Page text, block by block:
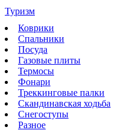
Туризм
Коврики
Спальники
Посуда
Газовые плиты
Термосы
Фонари
Треккинговые палки
Скандинавская ходьба
Снегоступы
Разное